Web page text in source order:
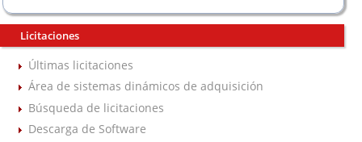
Licitaciones
Últimas licitaciones
Área de sistemas dinámicos de adquisición
Búsqueda de licitaciones
Descarga de Software